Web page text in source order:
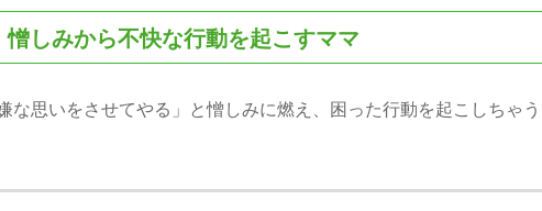
憎しみから不快な行動を起こすママ
な思いをさせてやる」と憎しみに燃え、困った行動を起こしちゃう